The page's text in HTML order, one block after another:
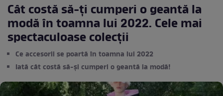
Cât costă să-ți cumperi o geantă la
modă în toamna lui 2022. Cele mai
spectaculoase colecții
Ce accesorii se poartă în toamna lui 2022
Iată cât costă să-și cumperi o geantă la modă!